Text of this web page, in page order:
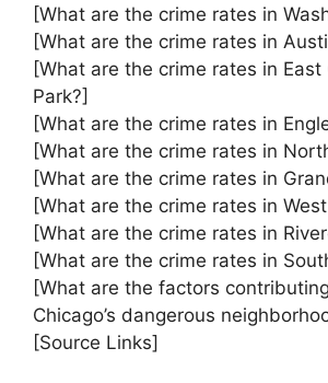
[What are the crime rates in
[What are the crime rates in
[What are the crime rates in East
Park?]
[What are the crime rates in
[What are the crime rates in
[What are the crime rates in
[What are the crime rates in
[What are the crime rates in
[What are the crime rates in
[What are the factors
Chicago’s dangerous
[Source Links]